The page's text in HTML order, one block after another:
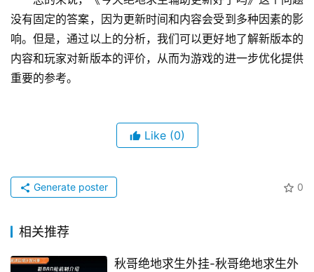
没有固定的答案，因为更新时间和内容会受到多种因素的影
响。但是，通过以上的分析，我们可以更好地了解新版本的
内容和玩家对新版本的评价，从而为游戏的进一步优化提供
重要的参考。
Like (0)
0
Generate poster
相关推荐
秋哥绝地求生外挂-秋哥绝地求生外